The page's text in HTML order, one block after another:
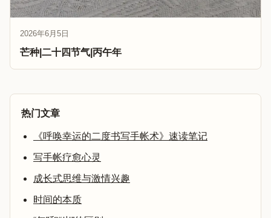
2026年6月5日
芒种|二十四节气|丙午年
热门文章
《呼唤幸运的二度书写手帐术》速读笔记
写手帐疗愈心灵
成长式思维与激情兴趣
时间的本质